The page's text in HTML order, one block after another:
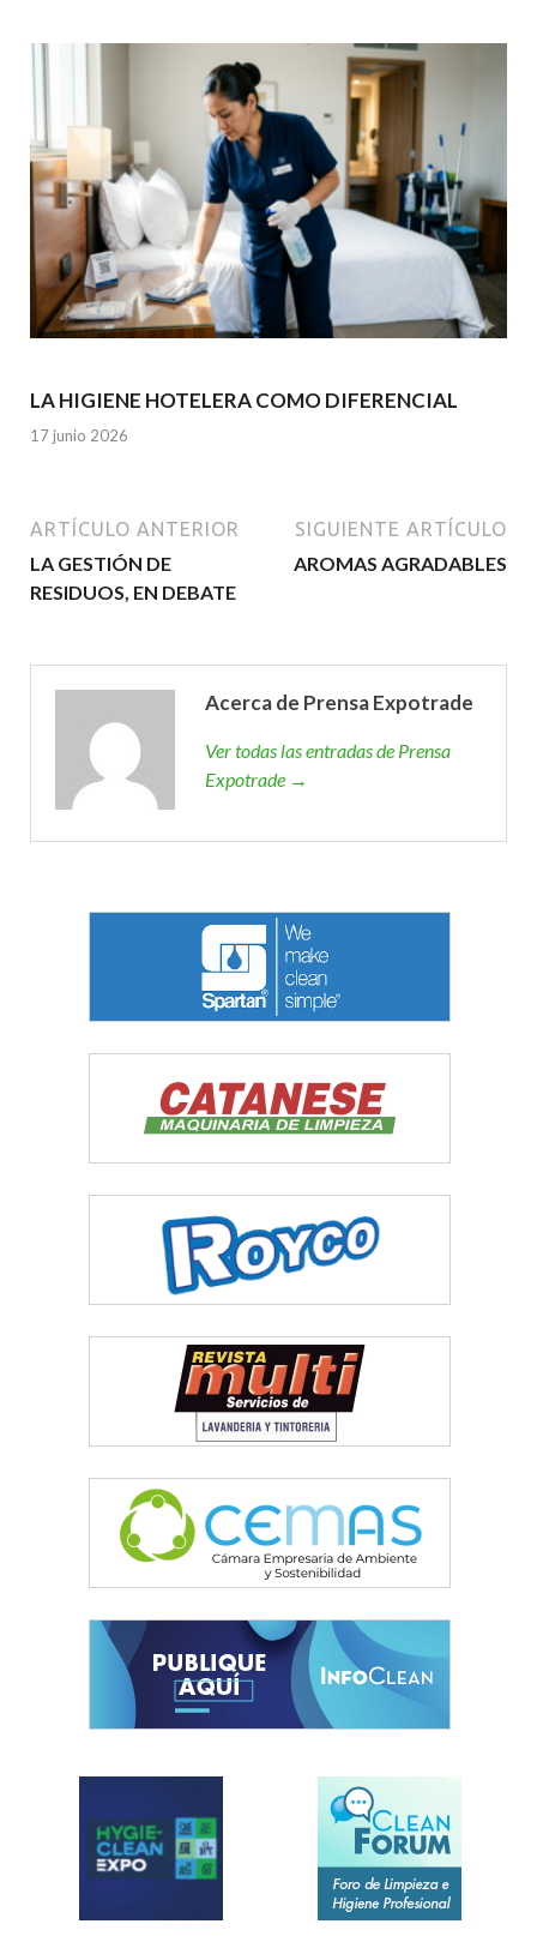
LA HIGIENE HOTELERA COMO DIFERENCIAL
17 junio 2026
ARTÍCULO ANTERIOR
LA GESTIÓN DE
RESIDUOS, EN DEBATE
SIGUIENTE ARTÍCULO
AROMAS AGRADABLES
Acerca de Prensa Expotrade
Ver todas las entradas de Prensa
Expotrade →